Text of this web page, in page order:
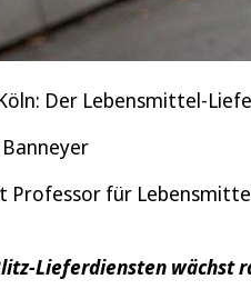
Der Lebensmittel-
Professor für
Lieferdiensten